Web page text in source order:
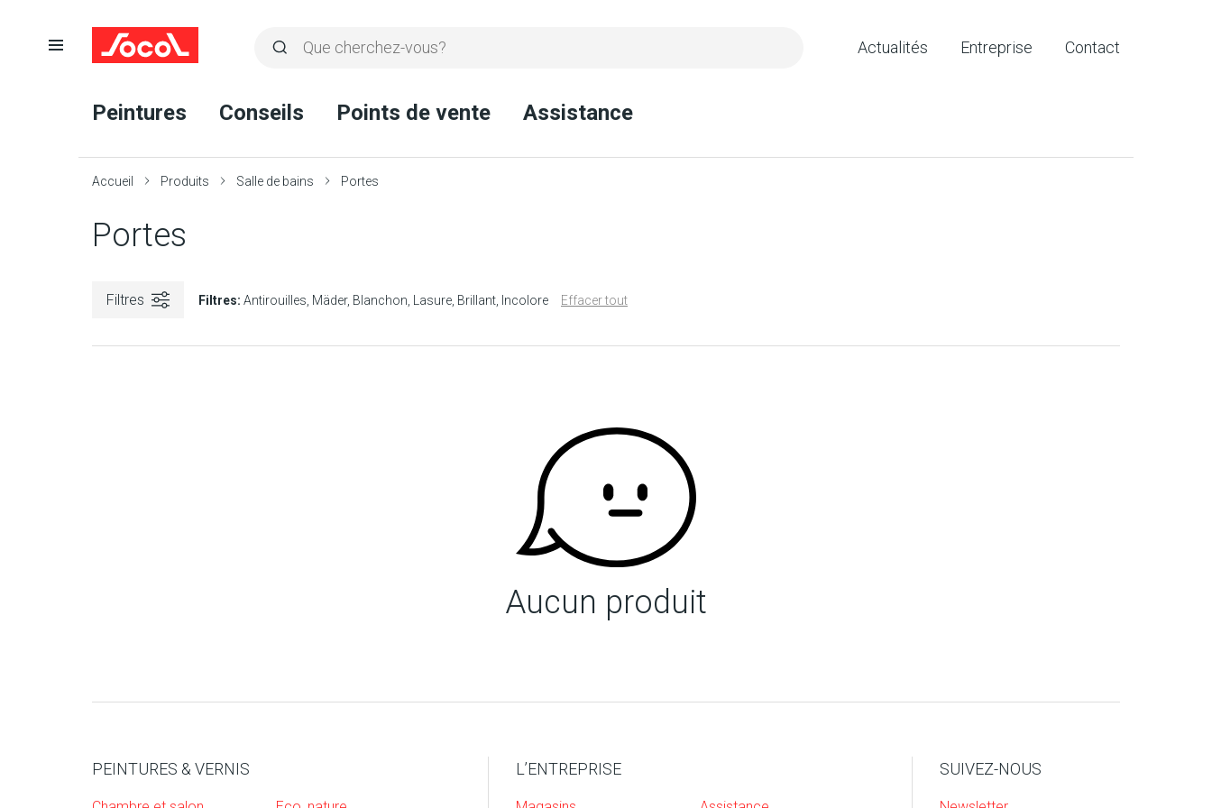
Rechercher
recherche
Ouvrir
Peintures Conseils Points de vente Assistance
Actualités Entreprise Contact
Accueil Produits Salle de bains Portes
Portes
Filtres Filtres: Antirouilles Mäder Blanchon Lasure Brillant Incolore Effacer tout
Aucun produit
PEINTURES & VERNIS L’ENTREPRISE SUIVEZ-NOUS